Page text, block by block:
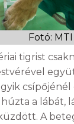
Fotó: MTI
tigrist
húzta a lábát,
A